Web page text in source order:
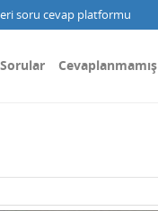
soru cevap platformu
Sorular Cevaplanmamış